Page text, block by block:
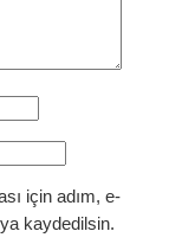
için adım, e-
kaydedilsin.